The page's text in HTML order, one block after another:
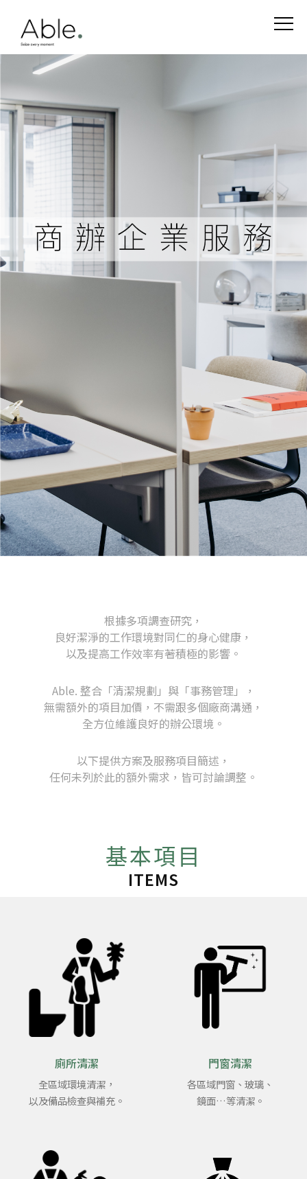
根據多項調查研究，
良好潔淨的工作環境對同仁的身心健康，
以及提高工作效率有著積極的影響。
Able. 整合「清潔規劃」與「事務管理」，
無需額外的項目加價，不需跟多個廠商溝通，
全方位維護良好的辦公環境。
以下提供方案及服務項目簡述，
任何未列於此的額外需求，皆可討論調整。
基本項目
ITEMS
廁所清潔
全區域環境清潔，
以及備品檢查與補充。
門窗清潔
各區域門窗、玻璃、
鏡面…等清潔。